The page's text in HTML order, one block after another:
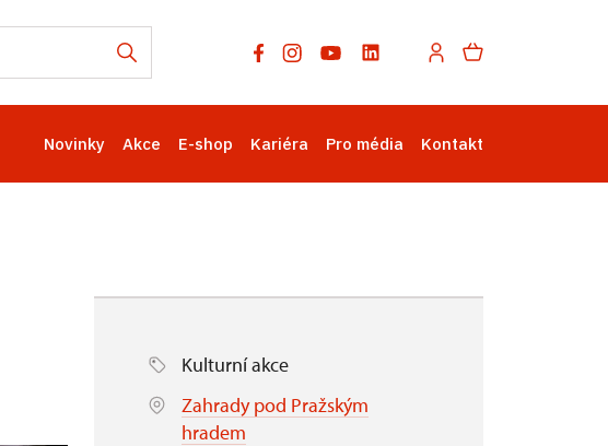
Novinky Akce E-shop Kariéra Pro média Kontakt
Kulturní akce
Zahrady pod Pražským
hradem